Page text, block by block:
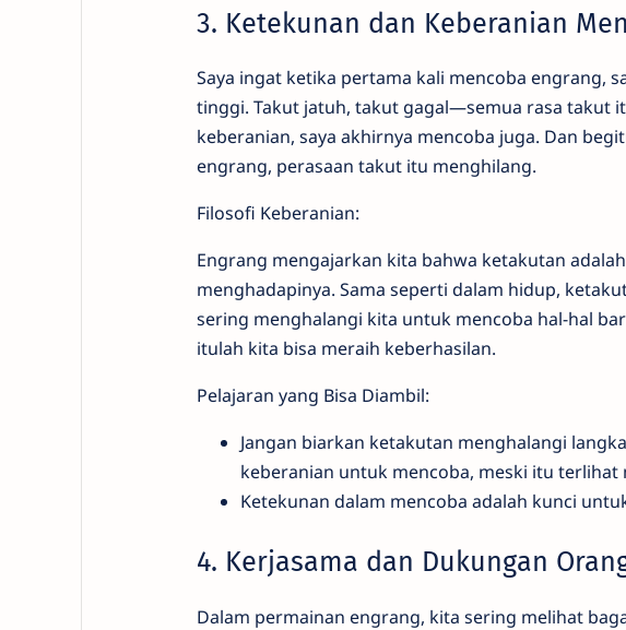
3. Ketekunan dan Keberanian
Saya ingat ketika pertama kali mencoba engrang,
tinggi. Takut jatuh, takut gagal—semua rasa takut
keberanian, saya akhirnya mencoba juga. Dan
engrang, perasaan takut itu menghilang.
Filosofi Keberanian:
Engrang mengajarkan kita bahwa ketakutan
menghadapinya. Sama seperti dalam hidup,
sering menghalangi kita untuk mencoba hal-hal
itulah kita bisa meraih keberhasilan.
Pelajaran yang Bisa Diambil:
Jangan biarkan ketakutan menghalangi
keberanian untuk mencoba, meski itu terlihat
Ketekunan dalam mencoba adalah kunci
4. Kerjasama dan Dukungan
Dalam permainan engrang, kita sering melihat